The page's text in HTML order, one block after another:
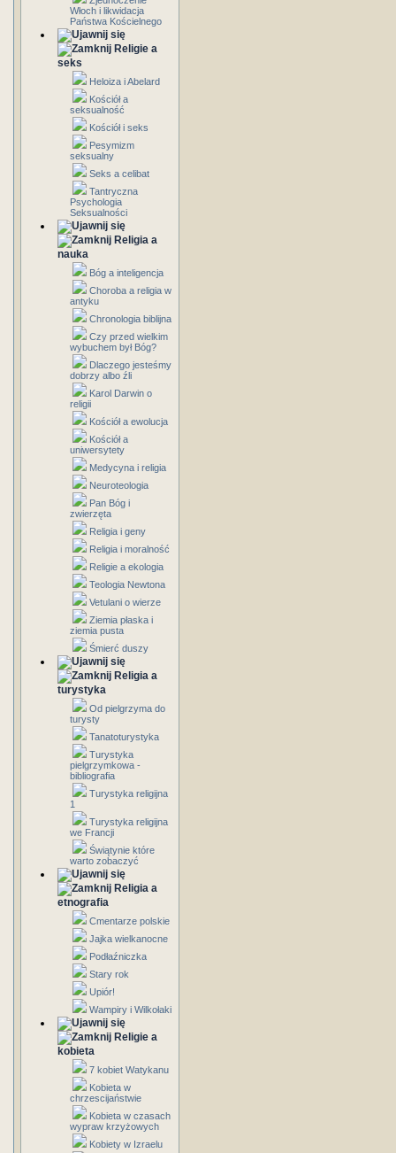
Włoch i likwidacja
Państwa Kościelnego
Religie a
seks
Heloiza i Abelard
Kościół a
seksualność
Kościół i seks
Pesymizm
seksualny
Seks a celibat
Tantryczna
Psychologia
Seksualności
Religia a
nauka
Bóg a inteligencja
Choroba a religia w
antyku
Chronologia biblijna
Czy przed wielkim
wybuchem był Bóg?
Dlaczego jesteśmy
dobrzy albo źli
Karol Darwin o
religii
Kościół a ewolucja
Kościół a
uniwersytety
Medycyna i religia
Neuroteologia
Pan Bóg i
zwierzęta
Religia i geny
Religia i moralność
Religie a ekologia
Teologia Newtona
Vetulani o wierze
Ziemia płaska i
ziemia pusta
Śmierć duszy
Religia a
turystyka
Od pielgrzyma do
turysty
Tanatoturystyka
Turystyka
pielgrzymkowa -
bibliografia
Turystyka religijna
1
Turystyka religijna
we Francji
Świątynie które
warto zobaczyć
Religia a
etnografia
Cmentarze polskie
Jajka wielkanocne
Podłaźniczka
Stary rok
Upiór!
Wampiry i Wilkołaki
Religie a
kobieta
7 kobiet Watykanu
Kobieta w
chrzescijaństwie
Kobieta w czasach
wypraw krzyżowych
Kobiety w Izraelu